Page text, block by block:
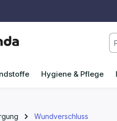
Hygiene & Pflege
Wundverschluss